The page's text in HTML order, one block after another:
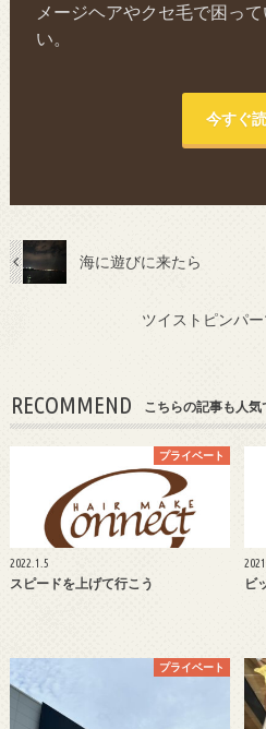
メージヘアやクセ毛で困っ
い。
今すぐ
海に遊びに来たら
ツイストピンパ
RECOMMEND こちらの記事も人気
プライベート
2022.1.5
スピードを上げて行こう ビ
プライベート